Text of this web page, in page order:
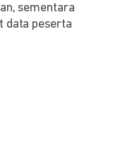
sementara
data peserta